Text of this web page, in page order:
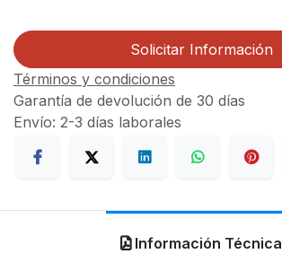
Solicitar Información
Términos y condiciones
Garantía de devolución de 30 días
Envío: 2-3 días laborales
Información Técnica